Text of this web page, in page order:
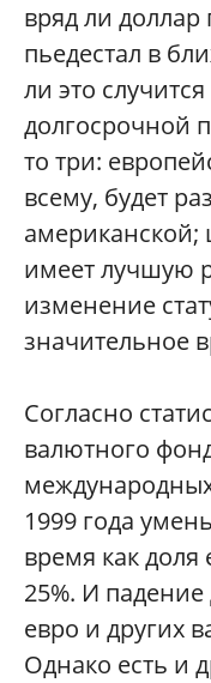
вряд ли
пьедестал в
ли это
долгосрочной
то три:
всему, будет
имеет лучшую
изменение
значительное
Согласно
валютного
1999 года
время как доля
25%. И
евро и других
Однако есть и